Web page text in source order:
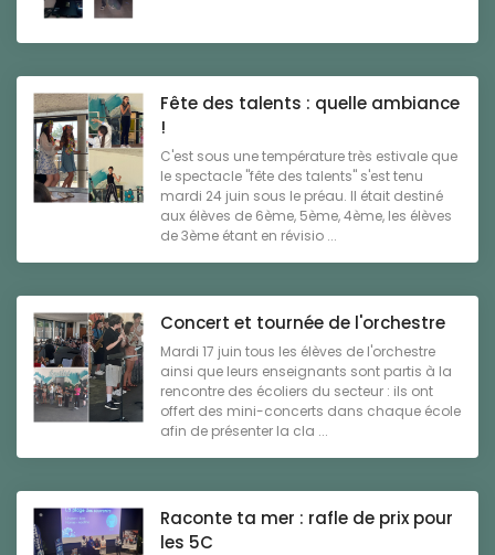
Fête des talents : quelle ambiance
!
C'est sous une température très estivale que
le spectacle "fête des talents" s'est tenu
mardi 24 juin sous le préau. Il était destiné
aux élèves de 6ème, 5ème, 4ème, les élèves
de 3ème étant en révisio ...
Concert et tournée de l'orchestre
Mardi 17 juin tous les élèves de l'orchestre
ainsi que leurs enseignants sont partis à la
rencontre des écoliers du secteur : ils ont
offert des mini-concerts dans chaque école
afin de présenter la cla ...
Raconte ta mer : rafle de prix pour
les 5C